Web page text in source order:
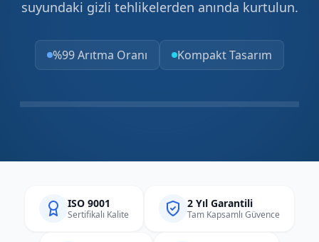
suyundaki gizli tehlikelerden anında kurtulun.
%99 Arıtma Oranı Kompakt Tasarım
ISO 9001
Sertifikalı Kalite
2 Yıl Garantili
Tam Kapsamlı Güvence